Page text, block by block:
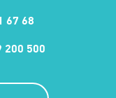
67 68
200 500